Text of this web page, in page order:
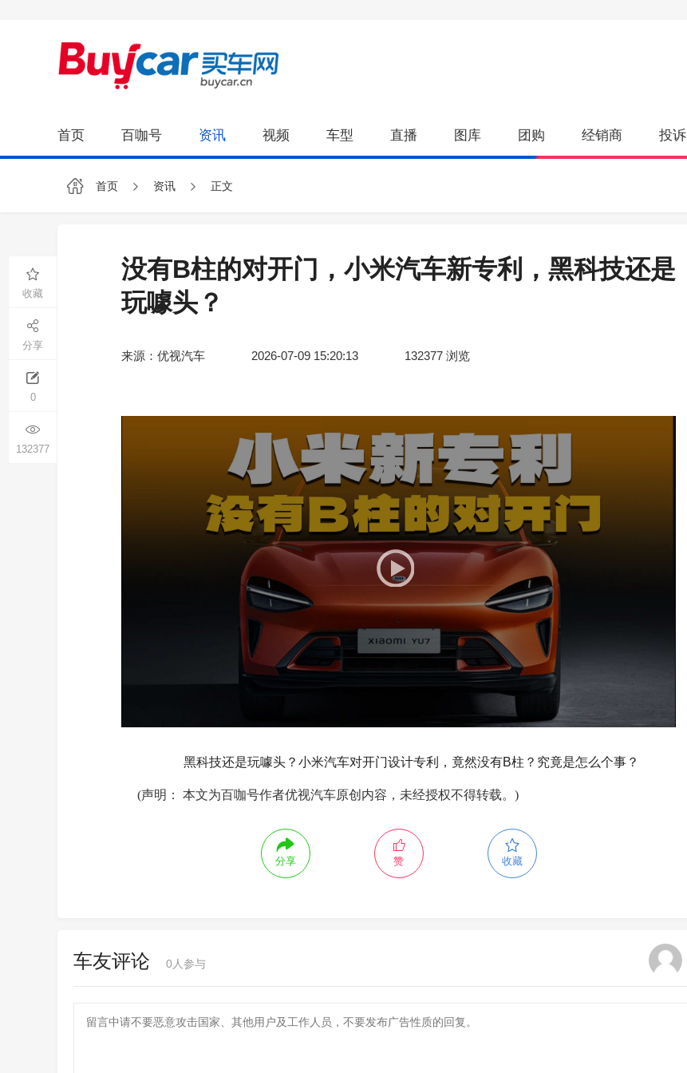
首页 百咖号 资讯 视频 车型 直播 图库 团购 经销商 投诉
首页 资讯 正文
没有B柱的对开门，小米汽车新专利，黑科技还是
玩噱头？
来源：优视汽车 2026-07-09 15:20:13 132377 浏览
收藏
分享
0
132377
黑科技还是玩噱头？小米汽车对开门设计专利，竟然没有B柱？究竟是怎么个事？
(声明： 本文为百咖号作者优视汽车原创内容，未经授权不得转载。)
分享 赞 收藏
车友评论 0 人参与